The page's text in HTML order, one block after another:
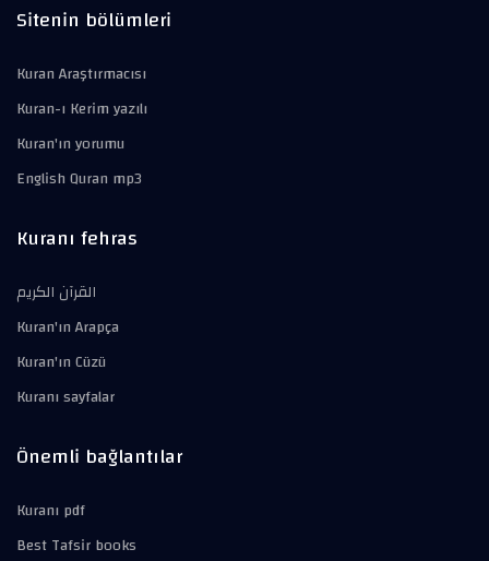
Sitenin bölümleri
Kuran Araştırmacısı
Kuran-ı Kerim yazılı
Kuran'ın yorumu
English Quran mp3
Kuranı fehras
القرآن الكريم
Kuran'ın Arapça
Kuran'ın Cüzü
Kuranı sayfalar
Önemli bağlantılar
Kuranı pdf
Best Tafsir books